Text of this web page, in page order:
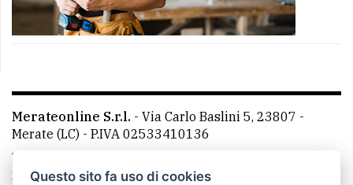
Merateonline S.r.l. - Via Carlo Baslini 5, 23807 -
Merate (LC) - P.IVA 02533410136
Telefono:
mail: redazione@merateonline.it
Questo sito fa uso di cookies